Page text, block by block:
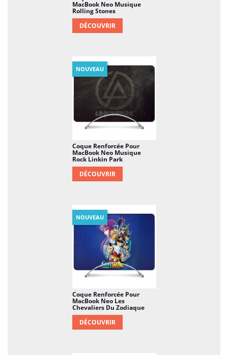
MacBook Neo Musique
Rolling Stones
DÉCOUVRIR
Coque Renforcée Pour
MacBook Neo Musique
Rock Linkin Park
DÉCOUVRIR
NOUVEAU
Coque Renforcée Pour
MacBook Neo Les
Chevaliers Du Zodiaque
DÉCOUVRIR
NOUVEAU